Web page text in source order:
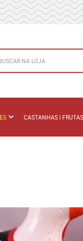
CASTANHAS | FRUTAS